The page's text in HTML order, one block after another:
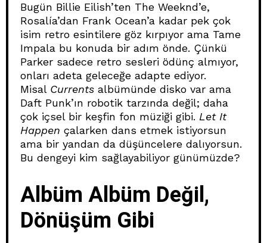
Bugün Billie Eilish’ten The Weeknd’e,
Rosalía’dan Frank Ocean’a kadar pek çok
isim retro esintilere göz kırpıyor ama Tame
Impala bu konuda bir adım önde. Çünkü
Parker sadece retro sesleri ödünç almıyor,
onları adeta geleceğe adapte ediyor.
Misal Currents albümünde disko var ama
Daft Punk’ın robotik tarzında değil; daha
çok içsel bir keşfin fon müziği gibi. Let It
Happen çalarken dans etmek istiyorsun
ama bir yandan da düşüncelere dalıyorsun.
Bu dengeyi kim sağlayabiliyor günümüzde?
Albüm Albüm Değil,
Dönüşüm Gibi